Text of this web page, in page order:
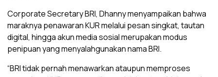
‎Corporate Secretary BRI, Dhanny menyampaikan bahwa
maraknya penawaran KUR melalui pesan singkat, tautan
digital, hingga akun media sosial merupakan modus
penipuan yang menyalahgunakan nama BRI.
‎“BRI tidak pernah menawarkan ataupun memproses